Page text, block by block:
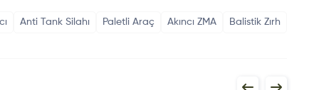
Anti Tank Silahı Paletli Araç Akıncı ZMA Balistik Zırh